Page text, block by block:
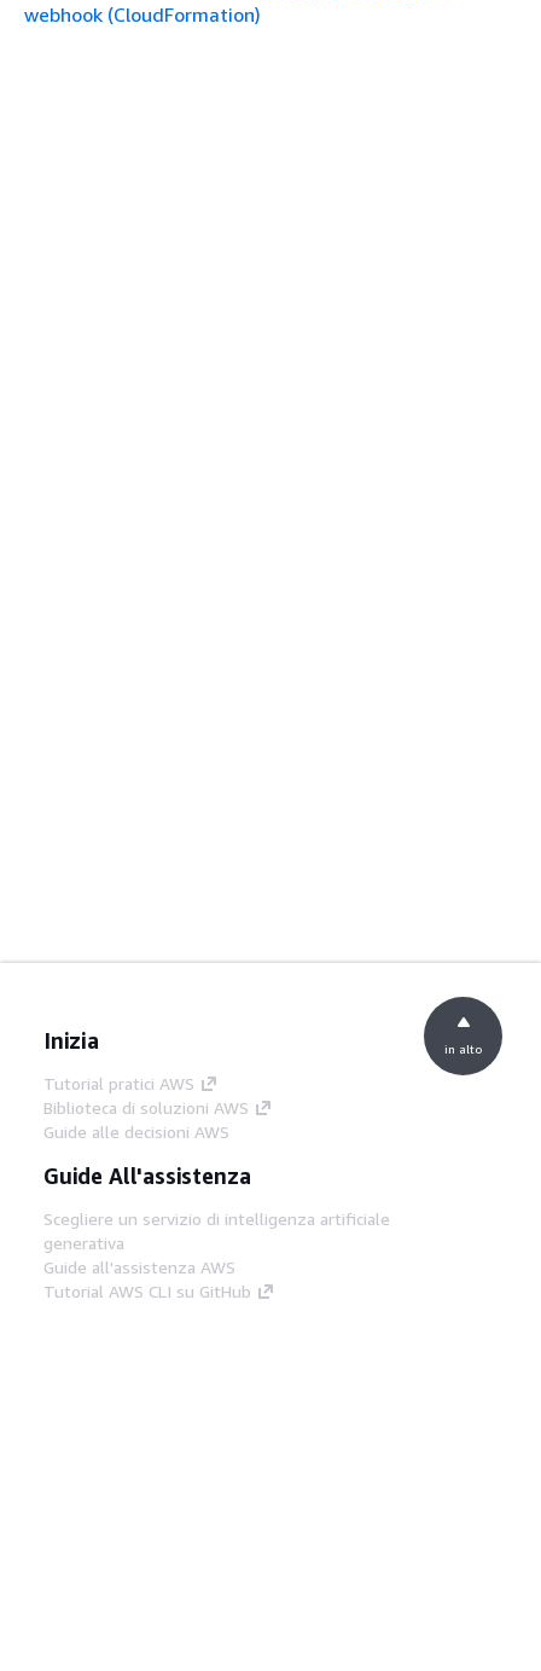
webhook (CloudFormation)
Inizia
Tutorial pratici AWS
Biblioteca di soluzioni AWS
Guide alle decisioni AWS
Guide All'assistenza
Scegliere un servizio di intelligenza artificiale
generativa
Guide all'assistenza AWS
Tutorial AWS CLI su GitHub
in alto